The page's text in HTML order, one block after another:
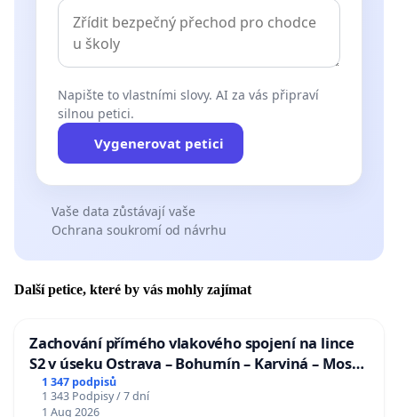
Napište to vlastními slovy. AI za vás připraví
silnou petici.
Vygenerovat petici
Vaše data zůstávají vaše
Ochrana soukromí od návrhu
Další petice, které by vás mohly zajímat
Zachování přímého vlakového spojení na lince
S2 v úseku Ostrava – Bohumín – Karviná – Mosty
u Jablunkova
1 347 podpisů
1 343 Podpisy / 7 dní
1 Aug 2026